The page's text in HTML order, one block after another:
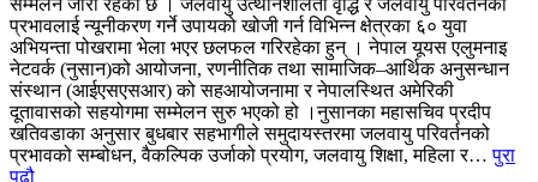
सम्मेलन जारी रहेको छ । जलवायु उत्थानशीलता वृद्धि र जलवायु परिवर्तनको
प्रभावलाई न्यूनीकरण गर्ने उपायको खोजी गर्न विभिन्न क्षेत्रका ६० युवा
अभियन्ता पोखरामा भेला भएर छलफल गरिरहेका हुन् । नेपाल यूयस एलुमनाइ
नेटवर्क (नुसान)को आयोजना, रणनीतिक तथा सामाजिक–आर्थिक अनुसन्धान
संस्थान (आईएसएसआर) को सहआयोजनामा र नेपालस्थित अमेरिकी
दूतावासको सहयोगमा सम्मेलन सुरु भएको हो ।नुसानका महासचिव प्रदीप
खतिवडाका अनुसार बुधबार सहभागीले समुदायस्तरमा जलवायु परिवर्तनको
प्रभावको सम्बोधन, वैकल्पिक उर्जाको प्रयोग, जलवायु शिक्षा, महिला र…पुरा
पढौ